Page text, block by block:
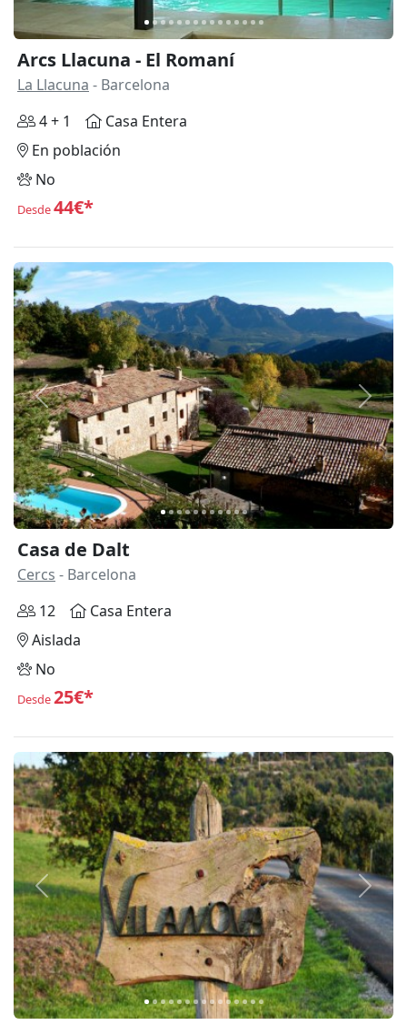
Arcs Llacuna - El Romaní
La Llacuna - Barcelona
4 + 1
Casa Entera
En población
No
Desde44€*
Anterior
Casa de Dalt
Cercs - Barcelona
12
Casa Entera
Aislada
No
Desde25€*
Anterior